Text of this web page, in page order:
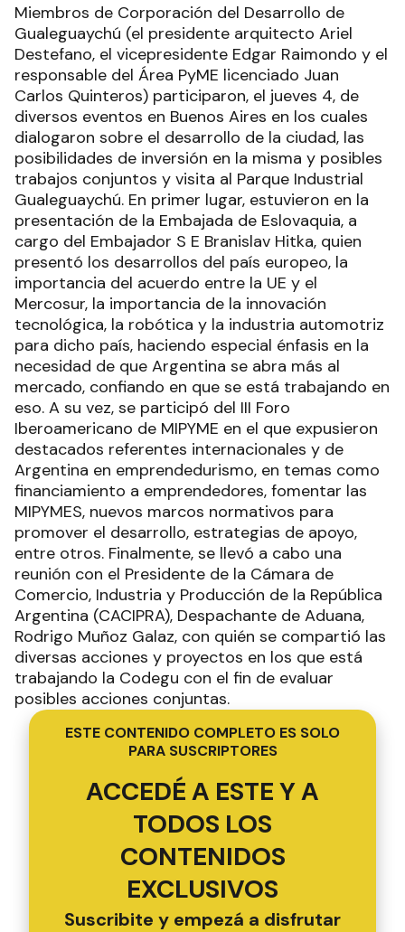
Miembros de Corporación del Desarrollo de
Gualeguaychú (el presidente arquitecto Ariel
Destefano, el vicepresidente Edgar Raimondo y el
responsable del Área PyME licenciado Juan
Carlos Quinteros) participaron, el jueves 4, de
diversos eventos en Buenos Aires en los cuales
dialogaron sobre el desarrollo de la ciudad, las
posibilidades de inversión en la misma y posibles
trabajos conjuntos y visita al Parque Industrial
Gualeguaychú. En primer lugar, estuvieron en la
presentación de la Embajada de Eslovaquia, a
cargo del Embajador S E Branislav Hitka, quien
presentó los desarrollos del país europeo, la
importancia del acuerdo entre la UE y el
Mercosur, la importancia de la innovación
tecnológica, la robótica y la industria automotriz
para dicho país, haciendo especial énfasis en la
necesidad de que Argentina se abra más al
mercado, confiando en que se está trabajando en
eso. A su vez, se participó del III Foro
Iberoamericano de MIPYME en el que expusieron
destacados referentes internacionales y de
Argentina en emprendedurismo, en temas como
financiamiento a emprendedores, fomentar las
MIPYMES, nuevos marcos normativos para
promover el desarrollo, estrategias de apoyo,
entre otros. Finalmente, se llevó a cabo una
reunión con el Presidente de la Cámara de
Comercio, Industria y Producción de la República
Argentina (CACIPRA), Despachante de Aduana,
Rodrigo Muñoz Galaz, con quién se compartió las
diversas acciones y proyectos en los que está
trabajando la Codegu con el fin de evaluar
posibles acciones conjuntas.
ESTE CONTENIDO COMPLETO ES SOLO
PARA SUSCRIPTORES
ACCEDÉ A ESTE Y A
TODOS LOS
CONTENIDOS
EXCLUSIVOS
Suscribite y empezá a disfrutar